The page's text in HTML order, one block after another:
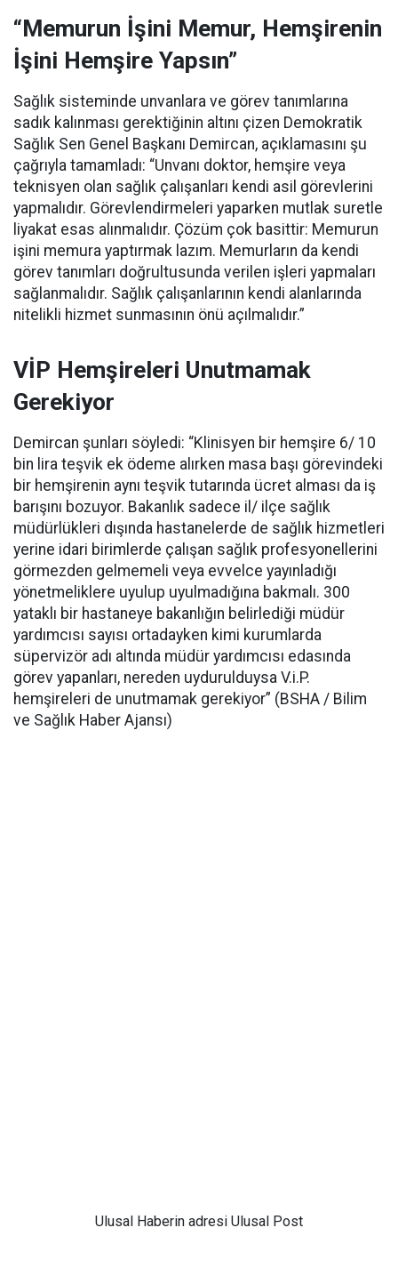
“Memurun İşini Memur, Hemşirenin
İşini Hemşire Yapsın”
Sağlık sisteminde unvanlara ve görev tanımlarına
sadık kalınması gerektiğinin altını çizen Demokratik
Sağlık Sen Genel Başkanı Demircan, açıklamasını şu
çağrıyla tamamladı: “Unvanı doktor, hemşire veya
teknisyen olan sağlık çalışanları kendi asil görevlerini
yapmalıdır. Görevlendirmeleri yaparken mutlak suretle
liyakat esas alınmalıdır. Çözüm çok basittir: Memurun
işini memura yaptırmak lazım. Memurların da kendi
görev tanımları doğrultusunda verilen işleri yapmaları
sağlanmalıdır. Sağlık çalışanlarının kendi alanlarında
nitelikli hizmet sunmasının önü açılmalıdır.”
VİP Hemşireleri Unutmamak
Gerekiyor
Demircan şunları söyledi: “Klinisyen bir hemşire 6/ 10
bin lira teşvik ek ödeme alırken masa başı görevindeki
bir hemşirenin aynı teşvik tutarında ücret alması da iş
barışını bozuyor. Bakanlık sadece il/ ilçe sağlık
müdürlükleri dışında hastanelerde de sağlık hizmetleri
yerine idari birimlerde çalışan sağlık profesyonellerini
görmezden gelmemeli veya evvelce yayınladığı
yönetmeliklere uyulup uyulmadığına bakmalı. 300
yataklı bir hastaneye bakanlığın belirlediği müdür
yardımcısı sayısı ortadayken kimi kurumlarda
süpervizör adı altında müdür yardımcısı edasında
görev yapanları, nereden uydurulduysa V.i.P.
hemşireleri de unutmamak gerekiyor” (BSHA / Bilim
ve Sağlık Haber Ajansı)
Ulusal Haberin adresi Ulusal Post